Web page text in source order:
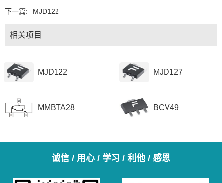
下一篇:
MJD122
相关项目
MJD122 MJD127
MMBTA28 BCV49
诚信 / 用心 / 学习 / 利他 / 感恩